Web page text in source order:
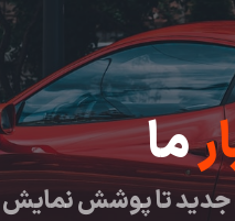
ما
تا پوشش نمایش